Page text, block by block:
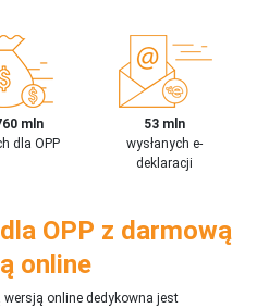
mln
dla OPP
53 mln
wysłanych e-
deklaracji
OPP z darmową
online
wersją online dedykowna jest